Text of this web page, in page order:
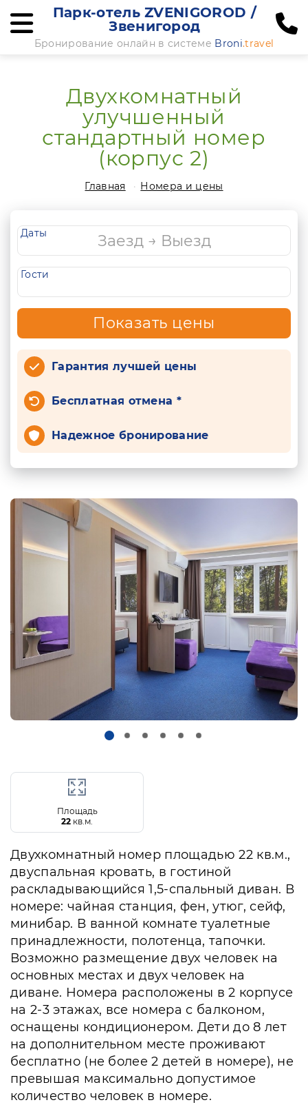
Парк-отель ZVENIGOROD /
Звенигород
Бронирование онлайн в системе Broni.travel
Двухкомнатный
улучшенный
стандартный номер
(корпус 2)
Главная Номера и цены
Даты
Гости
Показать цены
Гарантия лучшей цены
Бесплатная отмена *
Надежное бронирование
Площадь
22 кв.м.
Двухкомнатный номер площадью 22 кв.м.,
двуспальная кровать, в гостиной
раскладывающийся 1,5-спальный диван. В
номере: чайная станция, фен, утюг, сейф,
минибар. В ванной комнате туалетные
принадлежности, полотенца, тапочки.
Возможно размещение двух человек на
основных местах и двух человек на
диване. Номера расположены в 2 корпусе
на 2-3 этажах, все номера с балконом,
оснащены кондиционером. Дети до 8 лет
на дополнительном месте проживают
бесплатно (не более 2 детей в номере), не
превышая максимально допустимое
количество человек в номере.